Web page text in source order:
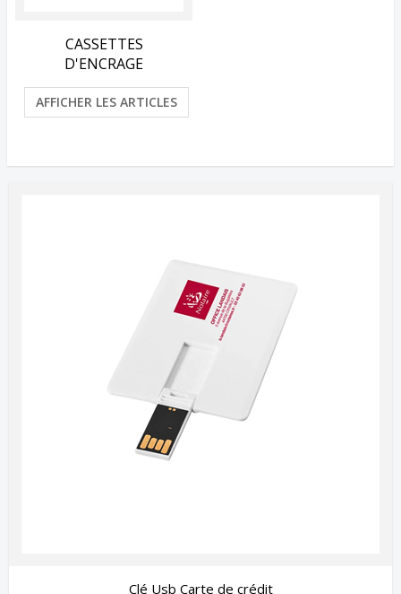
CASSETTES
D'ENCRAGE
AFFICHER LES ARTICLES
Clé Usb Carte de crédit